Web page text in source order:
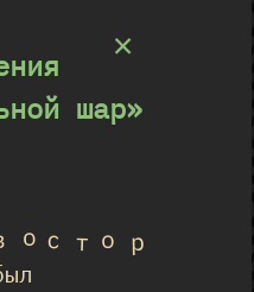
×
шар»
о с т о р